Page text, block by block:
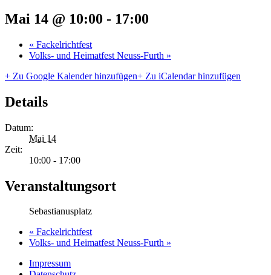
Mai 14 @ 10:00 - 17:00
« Fackelrichtfest
Volks- und Heimatfest Neuss-Furth »
+ Zu Google Kalender hinzufügen+ Zu iCalendar hinzufügen
Details
Datum:
Mai 14
Zeit:
10:00 - 17:00
Veranstaltungsort
Sebastianusplatz
« Fackelrichtfest
Volks- und Heimatfest Neuss-Furth »
Impressum